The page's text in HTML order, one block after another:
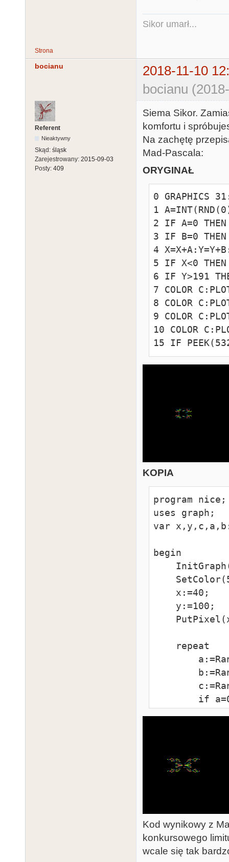
Sikor umarł...
Strona
bocianu
2018-11-10
bocianu
Referent
Nieaktywny
Skąd: śląsk
Zarejestrowany: 2015-09-03
Posty: 409
Siema Sikor.
komfortu i
Na zachętę
Mad-Pascala:
ORYGINAŁ
0 GRAPHICS
1
2 IF A=0
3 IF B=0
4
5 IF X<0
6 IF Y>191
7 COLOR
8 COLOR
9 COLOR
10 COLOR
15 IF
KOPIA
program nice;
uses graph;
var
begin
        if x>79 then x:=79;
        SetColor(c);
        PutPixel(x,y);
        PutPixel(x,191-y);
Kod wynikowy z
konkursowego
wcale się tak